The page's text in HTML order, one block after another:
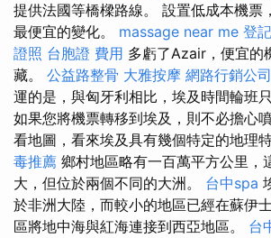
提供法國等橋樑路線。 設置低成本機票
最便宜的變化。 massage near me 登
證照 台胞證 費用 多虧了Azair，便宜的
藏。 公益路整骨 大雅按摩 網路行銷公司
運的是，與匈牙利相比，埃及時間輪班
如果您將機票轉移到埃及，則不必擔心
看地圖，看來埃及具有幾個特定的​​地理
毒推薦 鄉村地區略有一百萬平方公里，
大，但位於兩個不同的大洲。 台中spa
於非洲大陸，而較小的地區已經在蘇伊
區將地中海與紅海連接到西亞地區。 台